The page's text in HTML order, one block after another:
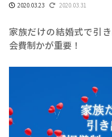
2020.03.23 2020.03.31
家族だけの結婚式で引
会費制かが重要！